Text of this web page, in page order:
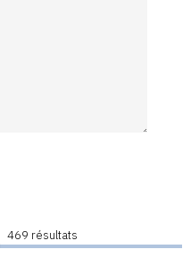
469 résultats